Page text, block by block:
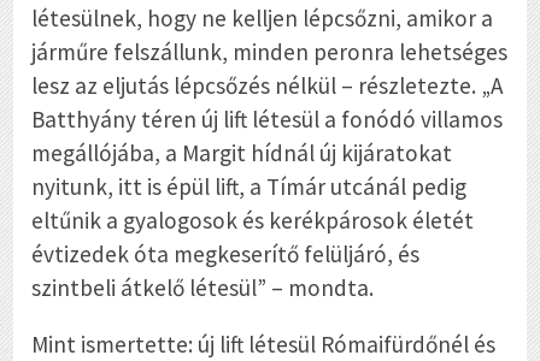
létesülnek, hogy ne kelljen lépcsőzni, amikor a
járműre felszállunk, minden peronra lehetséges
lesz az eljutás lépcsőzés nélkül – részletezte. „A
Batthyány téren új lift létesül a fonódó villamos
megállójába, a Margit hídnál új kijáratokat
nyitunk, itt is épül lift, a Tímár utcánál pedig
eltűnik a gyalogosok és kerékpárosok életét
évtizedek óta megkeserítő felüljáró, és
szintbeli átkelő létesül” – mondta.
Mint ismertette: új lift létesül Rómaifürdőnél és